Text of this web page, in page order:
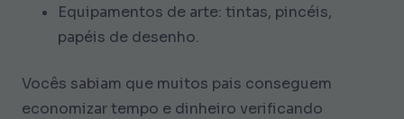
Equipamentos de arte: tintas, pincéis,
papéis de desenho.
Vocês sabiam que muitos pais conseguem
economizar tempo e dinheiro verificando